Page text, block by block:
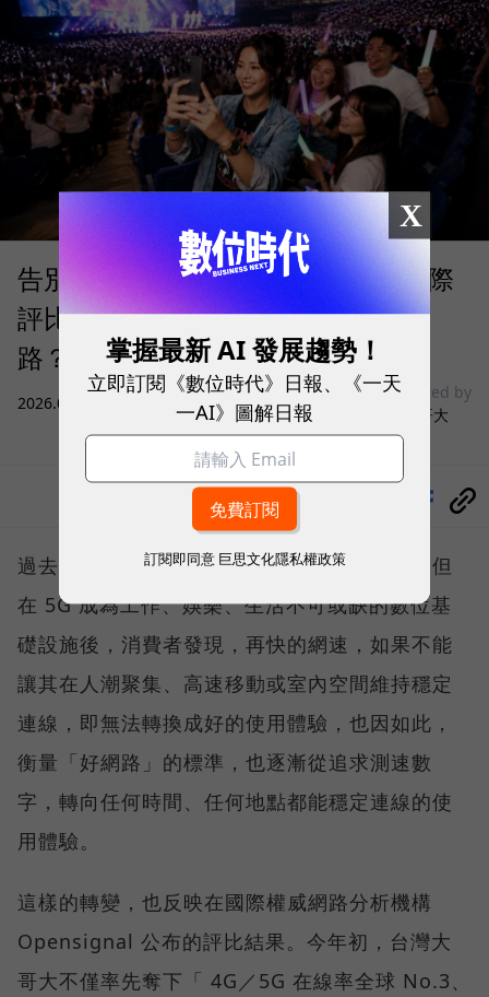
告別「極速迷思」！Opensignal 國際
評比揭密：什麼才是 5G 時代的好網
路？
2026.08.03
sponsored by
台灣大哥大
過去，下載速度是評價電信服務的重要指標，但
在 5G 成為工作、娛樂、生活不可或缺的數位基
礎設施後，消費者發現，再快的網速，如果不能
讓其在人潮聚集、高速移動或室內空間維持穩定
連線，即無法轉換成好的使用體驗，也因如此，
衡量「好網路」的標準，也逐漸從追求測速數
字，轉向任何時間、任何地點都能穩定連線的使
用體驗。
這樣的轉變，也反映在國際權威網路分析機構
Opensignal 公布的評比結果。今年初，台灣大
哥大不僅率先奪下「 4G／5G 在線率全球 No.3、
X
掌握最新 AI 發展趨勢！
立即訂閱《數位時代》日報、《一天
一AI》圖解日報
訂閱即同意 巨思文化隱私權政策